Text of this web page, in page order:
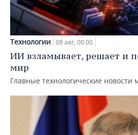
Технологии 08 авг, 00:00
ИИ взламывает, решает и
мир
Главные технологические